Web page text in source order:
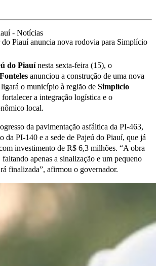
- Notícias
do Piauínesta sexta-feira (15), o
anunciou a construção de uma nova
o município à região de Simplício
a integração logística e o
local.
da pavimentação asfáltica da PI-463,
da PI-140 e a sede de Pajeú do Piauí, que já
investimento de R$ 6,3 milhões. “A obra
apenas a sinalização e um pequeno
finalizada”, afirmou o governador.